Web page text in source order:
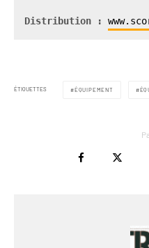
Distribution :
ÉTIQUETTES ÉQUIPEMENT